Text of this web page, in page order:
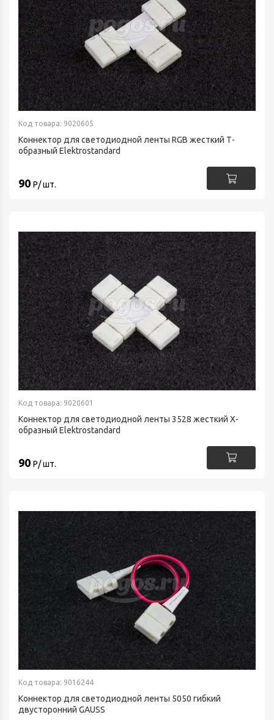
Код товара: 9020605
Коннектор для светодиодной ленты RGB жесткий Т-
образный Elektrostandard
90 Р/ шт.
Код товара: 9020601
Коннектор для светодиодной ленты 3528 жесткий Х-
образный Elektrostandard
90 Р/ шт.
Код товара: 9016244
Коннектор для светодиодной ленты 5050 гибкий
двусторонний GAUSS